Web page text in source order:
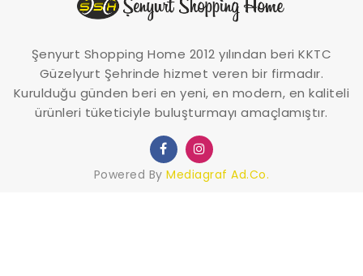
Şenyurt Shopping Home 2012 yılından beri KKTC
Güzelyurt Şehrinde hizmet veren bir firmadır.
Kurulduğu günden beri en yeni, en modern, en kaliteli
ürünleri tüketiciyle buluşturmayı amaçlamıştır.
Powered ByMediagraf Ad.Co.